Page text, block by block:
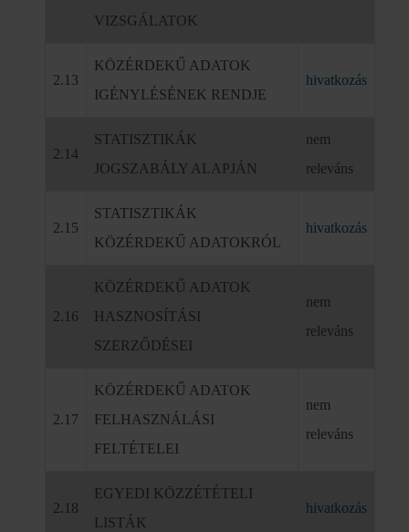
VIZSGÁLATOK
2.13
KÖZÉRDEKŰ ADATOK
IGÉNYLÉSÉNEK RENDJE
hivatkozás
2.14
STATISZTIKÁK
JOGSZABÁLY ALAPJÁN
nem
releváns
2.15
STATISZTIKÁK
KÖZÉRDEKŰ ADATOKRÓL
hivatkozás
2.16
KÖZÉRDEKŰ ADATOK
HASZNOSÍTÁSI
SZERZŐDÉSEI
nem
releváns
2.17
KÖZÉRDEKŰ ADATOK
FELHASZNÁLÁSI
FELTÉTELEI
nem
releváns
2.18
EGYEDI KÖZZÉTÉTELI
LISTÁK
hivatkozás